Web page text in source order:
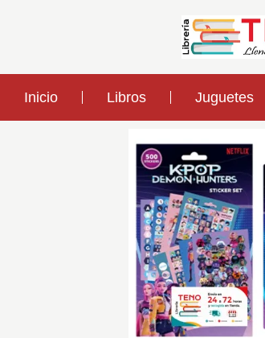
Inicio Libros Juguetes